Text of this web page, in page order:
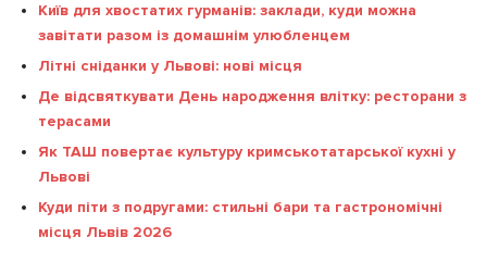
Київ для хвостатих гурманів: заклади, куди можна
завітати разом із домашнім улюбленцем
Літні сніданки у Львові: нові місця
Де відсвяткувати День народження влітку: ресторани з
терасами
Як ТАШ повертає культуру кримськотатарської кухні у
Львові
Куди піти з подругами: стильні бари та гастрономічні
місця Львів 2026